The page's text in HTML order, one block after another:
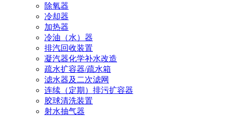
除氧器
冷却器
加热器
冷油（水）器
排汽回收装置
凝汽器化学补水改造
疏水扩容器/疏水箱
滤水器及二次滤网
连续（定期）排污扩容器
胶球清洗装置
射水抽气器